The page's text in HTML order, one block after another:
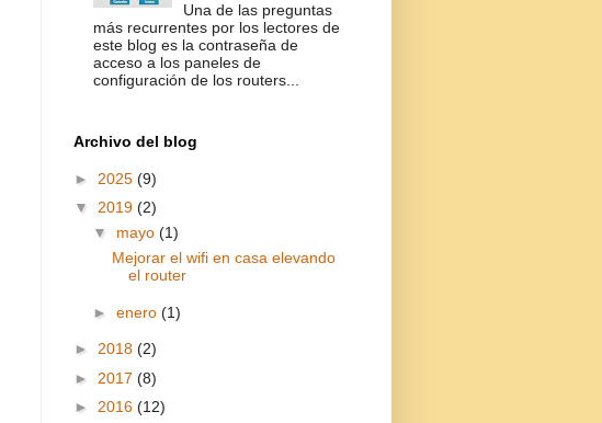
Una de las preguntas
más recurrentes por los lectores de
este blog es la contraseña de
acceso a los paneles de
configuración de los routers...
Archivo del blog
► 2025 (9)
▼ 2019 (2)
▼ mayo (1)
Mejorar el wifi en casa elevando
el router
► enero (1)
► 2018 (2)
► 2017 (8)
► 2016 (12)